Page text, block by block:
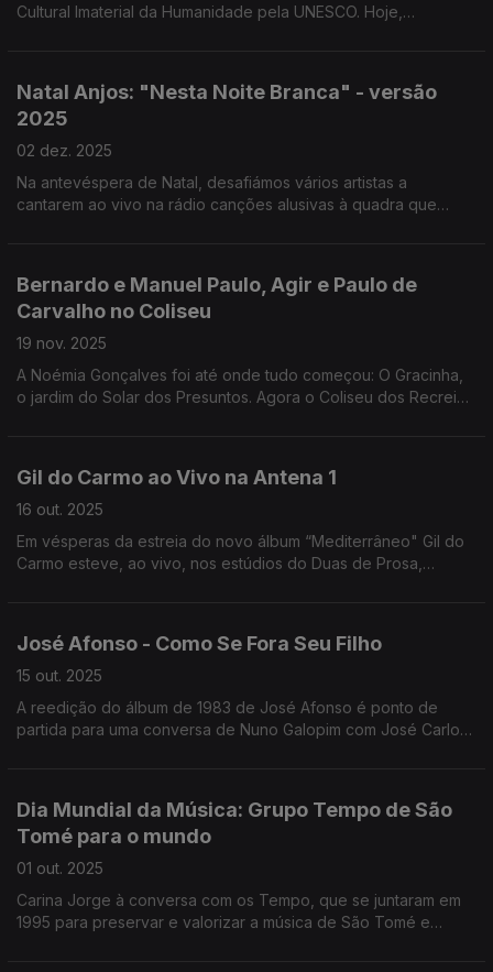
Cultural Imaterial da Humanidade pela UNESCO. Hoje,
Natal Anjos: "Nesta Noite Branca" - versão
2025
02 dez. 2025
Na antevéspera de Natal, desafiámos vários artistas a
cantarem ao vivo na rádio canções alusivas à quadra que
Bernardo e Manuel Paulo, Agir e Paulo de
Carvalho no Coliseu
19 nov. 2025
A Noémia Gonçalves foi até onde tudo começou: O Gracinha,
o jardim do Solar dos Presuntos. Agora o Coliseu dos Recreios
Gil do Carmo ao Vivo na Antena 1
16 out. 2025
Em vésperas da estreia do novo álbum “Mediterrâneo" Gil do
Carmo esteve, ao vivo, nos estúdios do Duas de Prosa,
José Afonso - Como Se Fora Seu Filho
15 out. 2025
A reedição do álbum de 1983 de José Afonso é ponto de
partida para uma conversa de Nuno Galopim com José Carlos
Dia Mundial da Música: Grupo Tempo de São
Tomé para o mundo
01 out. 2025
Carina Jorge à conversa com os Tempo, que se juntaram em
1995 para preservar e valorizar a música de São Tomé e